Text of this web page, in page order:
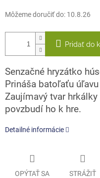
Môžeme doručiť do: 10.8.26
Pridať do
Senzačné hryzátko
Prináša batoľaťu
Zaujímavý tvar
povzbudí ho k hre.
Detailné informácie
OPÝTAŤ SA STRÁŽIŤ